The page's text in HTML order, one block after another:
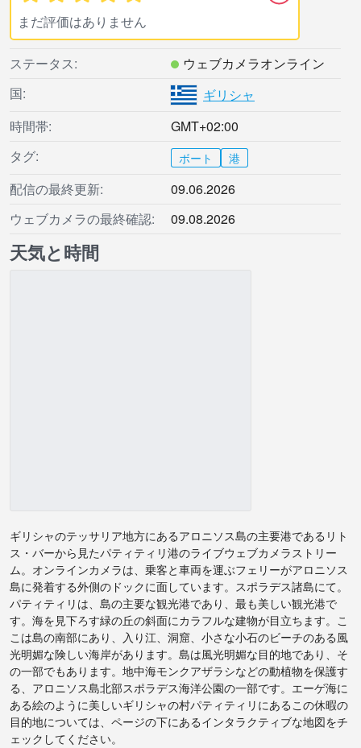
まだ評価はありません
ステータス:
ウェブカメラオンライン
国:
ギリシャ
時間帯:
GMT+02:00
タグ:
ボート 港
配信の最終更新:
09.06.2026
ウェブカメラの最終確認:
09.08.2026
天気と時間
ギリシャのテッサリア地方にあるアロニソス島の主要港であるリト
ス・バーから見たパティティリ港のライブウェブカメラストリー
ム。オンラインカメラは、乗客と車両を運ぶフェリーがアロニソス
島に発着する外側のドックに面しています。スポラデス諸島にて。
パティティリは、島の主要な観光港であり、最も美しい観光港で
す。海を見下ろす緑の丘の斜面にカラフルな建物が目立ちます。こ
こは島の南部にあり、入り江、洞窟、小さな小石のビーチのある風
光明媚な険しい海岸があります。島は風光明媚な目的地であり、そ
の一部でもあります。地中海モンクアザラシなどの動植物を保護す
る、アロニソス島北部スポラデス海洋公園の一部です。エーゲ海に
ある絵のように美しいギリシャの村パティティリにあるこの休暇の
目的地については、ページの下にあるインタラクティブな地図をチ
ェックしてください。